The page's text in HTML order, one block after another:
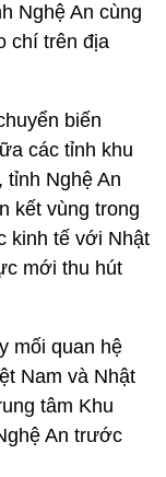
Nghệ An cùng
chí trên địa
biến
các tỉnh khu
tỉnh Nghệ An
kết vùng trong
kinh tế với Nhật
mới thu hút
mối quan hệ
Nam và Nhật
tâm Khu
An trước